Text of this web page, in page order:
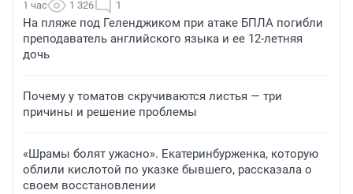
1 час 1 326 1
На пляже под Геленджиком при атаке БПЛА погибли
преподаватель английского языка и ее 12-летняя
дочь
Почему у томатов скручиваются листья — три
причины и решение проблемы
«Шрамы болят ужасно». Екатеринбурженка, которую
облили кислотой по указке бывшего, рассказала о
своем восстановлении